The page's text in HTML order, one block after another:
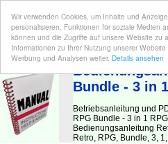
Wir verwenden Cookies, um Inhalte und
personalisieren, Funktionen für soziale Medien
können und die Zugriffe auf unsere Website zu
Informationen zu Ihrer Nutzung unserer
Werbung und Analysen weiter. Details ansehen
BEDIENUNGSANLEITUNG| Hier finden
Bundle - 3 in
Betriebsanleitung und
RPG Bundle - 3 in 1
Bedienungsanleitung
Retro, RPG, Bundle, 3,